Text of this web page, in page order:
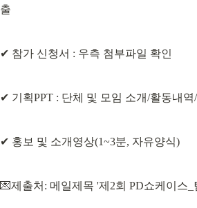
출
✔ 참가 신청서 : 우측 첨부파일 확인
✔ 기획PPT : 단체 및 모임 소개/활동내역
✔ 홍보 및 소개영상(1~3분, 자유양식)
💌제출처: 메일제목 '제2회 PD쇼케이스_